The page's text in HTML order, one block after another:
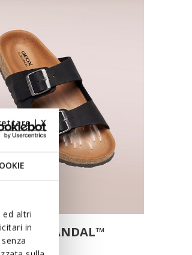
ed altri
in
| X
CLIMASANDAL™